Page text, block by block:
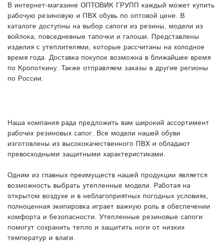
В интернет-магазине ОПТОВИК ГРУПП каждый может купить
рабочую резиновую и ПВХ обувь по оптовой цене. В
каталоге доступны на выбор сапоги из резины, модели из
войлока, повседневные тапочки и галоши. Представлены
изделия с утеплителями, которые рассчитаны на холодное
время года. Доставка покупок возможна в ближайшее время
по Кропоткину. Также отправляем заказы в другие регионы
по России.
Наша компания рада предложить вам широкий ассортимент
рабочих резиновых сапог. Все модели нашей обуви
изготовлены из высококачественного ПВХ и обладают
превосходными защитными характеристиками.
Одним из главных преимуществ нашей продукции является
возможность выбрать утепленные модели. Работая на
открытом воздухе и в неблагоприятных погодных условиях,
полноценная экипировка играет важную роль в обеспечении
комфорта и безопасности. Утепленные резиновые сапоги
помогут сохранить тепло и защитить ноги от низких
температур и влаги.